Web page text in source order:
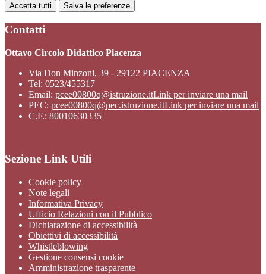
Accetta tutti Salva le preferenze
Contatti
Ottavo Circolo Didattico Piacenza
Via Don Minzoni, 39 - 29122 PIACENZA
Tel: 0523/455317
Email: pcee00800q@istruzione.itLink per inviare una mail
PEC: pcee00800q@pec.istruzione.itLink per inviare una mail
C.F.: 80010630335
Sezione Link Utili
Cookie policy
Note legali
Informativa Privacy
Ufficio Relazioni con il Pubblico
Dichiarazione di accessibilità
Obiettivi di accessibilità
Whistleblowing
Gestione consensi cookie
Amministrazione trasparente